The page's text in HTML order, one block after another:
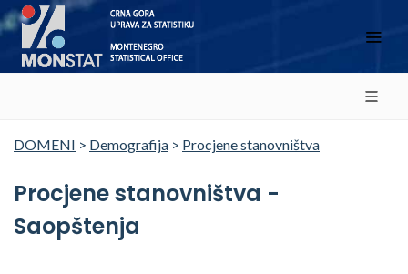
DOMENI > Demografija > Procjene stanovništva
Procjene stanovništva -
Saopštenja